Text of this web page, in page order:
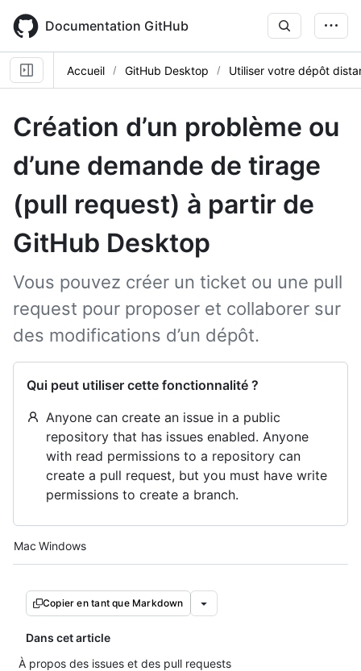
main
content
Documentation GitHub
Accueil GitHub Desktop Utiliser votre dépôt
Création d’un problème ou
d’une demande de tirage
(pull request) à partir de
GitHub Desktop
Vous pouvez créer un ticket ou une pull
request pour proposer et collaborer sur
des modifications d’un dépôt.
Qui peut utiliser cette fonctionnalité ?
Anyone can create an issue in a public
repository that has issues enabled. Anyone
with read permissions to a repository can
create a pull request, but you must have write
permissions to create a branch.
Platform navigation
Mac Windows
Copier en tant que Markdown
Dans cet article
À propos des issues et des pull requests